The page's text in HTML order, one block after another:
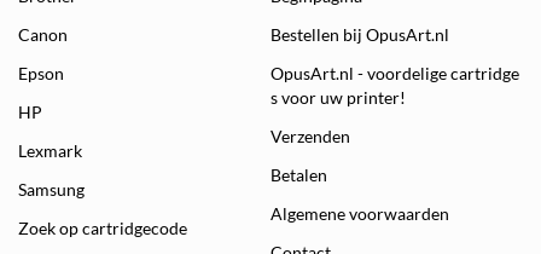
Canon
Epson
HP
Lexmark
Samsung
Zoek op cartridgecode
Bestellen bij OpusArt.nl
OpusArt.nl - voordelige cartridge
s voor uw printer!
Verzenden
Betalen
Algemene voorwaarden